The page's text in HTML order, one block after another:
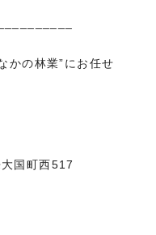
かの林業”にお任せ
国町西517